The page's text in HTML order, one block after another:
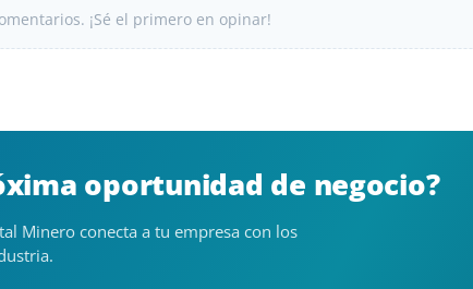
¡Sé el primero en opinar!
oportunidad de negocio?
Minero conecta a tu empresa con los